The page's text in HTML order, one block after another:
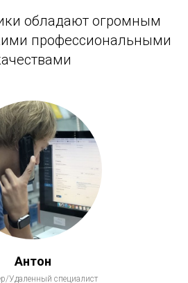
обладают огромным
профессиональными
Антон
Удаленный специалист